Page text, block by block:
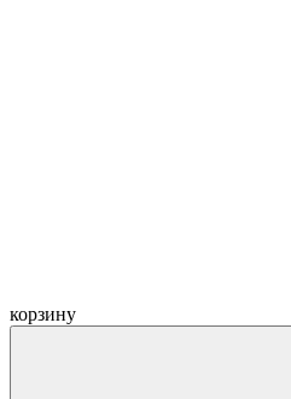
корзину